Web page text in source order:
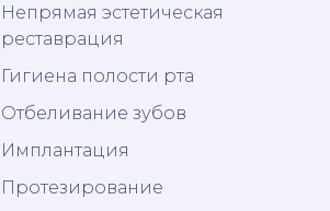
Непрямая эстетическая
реставрация
Гигиена полости рта
Отбеливание зубов
Имплантация
Протезирование